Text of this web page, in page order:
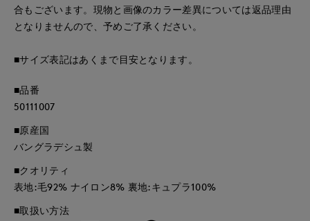
合もございます。現物と画像のカラー差異については返品理由
となりませんので、予めご了承ください。
■サイズ表記はあくまで目安となります。
■品番
50111007
■原産国
バングラデシュ製
■クオリティ
表地:毛92% ナイロン8% 裏地:キュプラ100%
■取扱い方法